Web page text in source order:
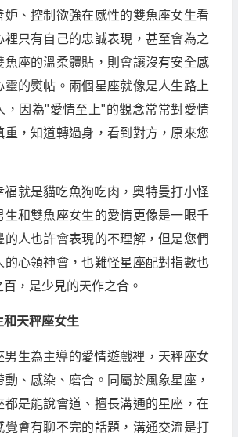
妒、控制欲強在感性的雙魚座女生看
裡只有自己的忠誠表現，甚至會為之
魚座的溫柔體貼，則會讓沒有安全感
靈的熨帖。兩個星座就像是人生路上
，因為"愛情至上"的觀念常常對愛情
重，知道轉過身，看到對方，原來您
福就是貓吃魚狗吃肉，奧特曼打小怪
生和雙魚座女生的愛情更像是一眼千
的人也許會表現的不理解，但是您們
的心領神會，也難怪星座配對指數也
，是少見的天作之合。
和天秤座女生
男生為主導的愛情遊戲裡，天秤座女
動、感染、磨合。同屬於風象星座，
都是能說會道、擅長溝通的星座，在
覺會有聊不完的話題，溝通交流是打